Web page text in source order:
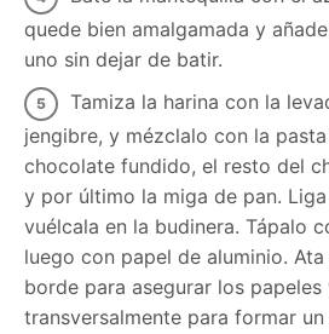
quede bien amalgamada y
uno sin dejar de batir.
Tamiza la harina con la
jengibre, y mézclalo con la
chocolate fundido, el resto del
y por último la miga de pan.
vuélcala en la budinera. Tápalo
luego con papel de aluminio.
borde para asegurar los
transversalmente para formar